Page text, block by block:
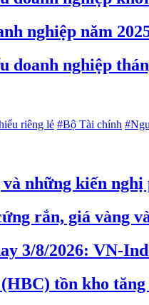
nghiệp năm
nghiệp
riêng lẻ #Bộ Tài chính
những kiến
rắn, giá vàng
3/8/2026: VN-
tồn kho